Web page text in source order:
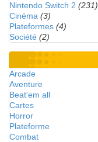
Nintendo Switch 2 (231)
Cinéma (3)
Plateformes (4)
Société (2)
Arcade
Aventure
Beat'em all
Cartes
Horror
Plateforme
Combat